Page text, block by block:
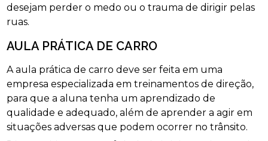
desejam perder o medo ou o trauma de dirigir pelas
ruas.
AULA PRÁTICA DE CARRO
A aula prática de carro deve ser feita em uma
empresa especializada em treinamentos de direção,
para que a aluna tenha um aprendizado de
qualidade e adequado, além de aprender a agir em
situações adversas que podem ocorrer no trânsito.